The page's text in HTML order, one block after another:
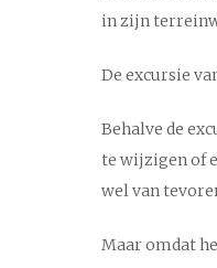
in zijn
De excursie
Behalve de
te wijzigen of
wel van
Maar omdat